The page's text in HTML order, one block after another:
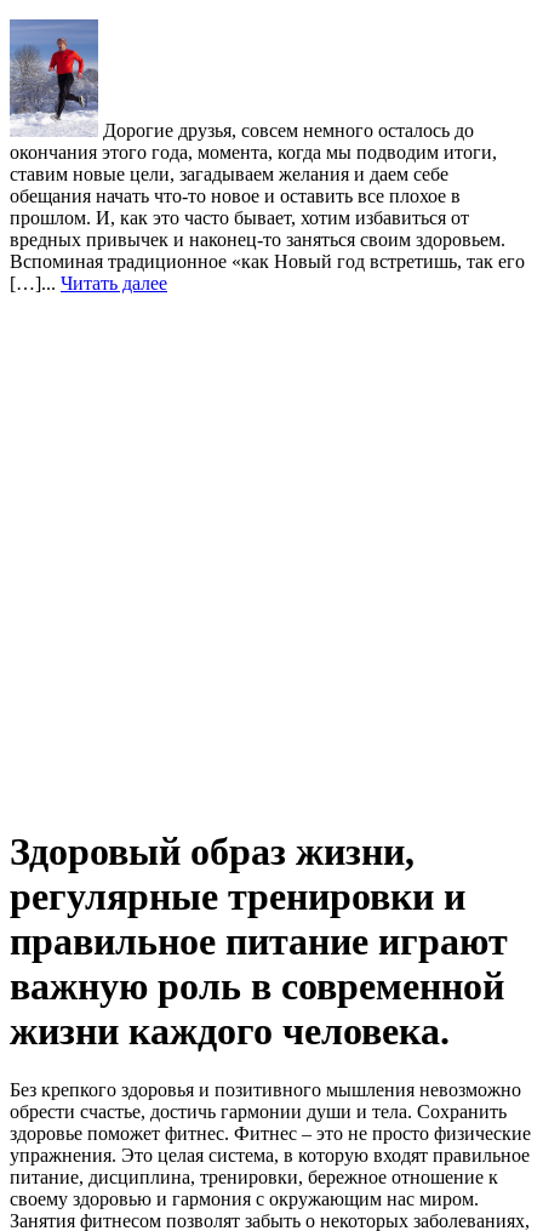
Дорогие друзья, совсем немного осталось до
окончания этого года, момента, когда мы подводим итоги,
ставим новые цели, загадываем желания и даем себе
обещания начать что-то новое и оставить все плохое в
прошлом. И, как это часто бывает, хотим избавиться от
вредных привычек и наконец-то заняться своим здоровьем.
Вспоминая традиционное «как Новый год встретишь, так его
[…]... Читать далее
Здоровый образ жизни,
регулярные тренировки и
правильное питание играют
важную роль в современной
жизни каждого человека.
Без крепкого здоровья и позитивного мышления невозможно
обрести счастье, достичь гармонии души и тела. Сохранить
здоровье поможет фитнес. Фитнес – это не просто физические
упражнения. Это целая система, в которую входят правильное
питание, дисциплина, тренировки, бережное отношение к
своему здоровью и гармония с окружающим нас миром.
Занятия фитнесом позволят забыть о некоторых заболеваниях,